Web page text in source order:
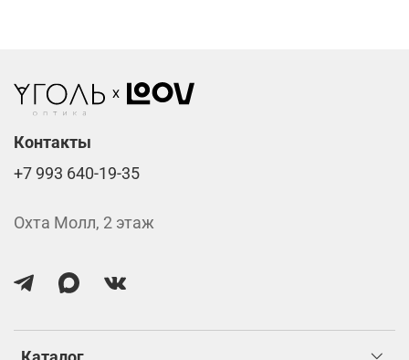
Контакты
+7 993 640-19-35
Охта Молл, 2 этаж